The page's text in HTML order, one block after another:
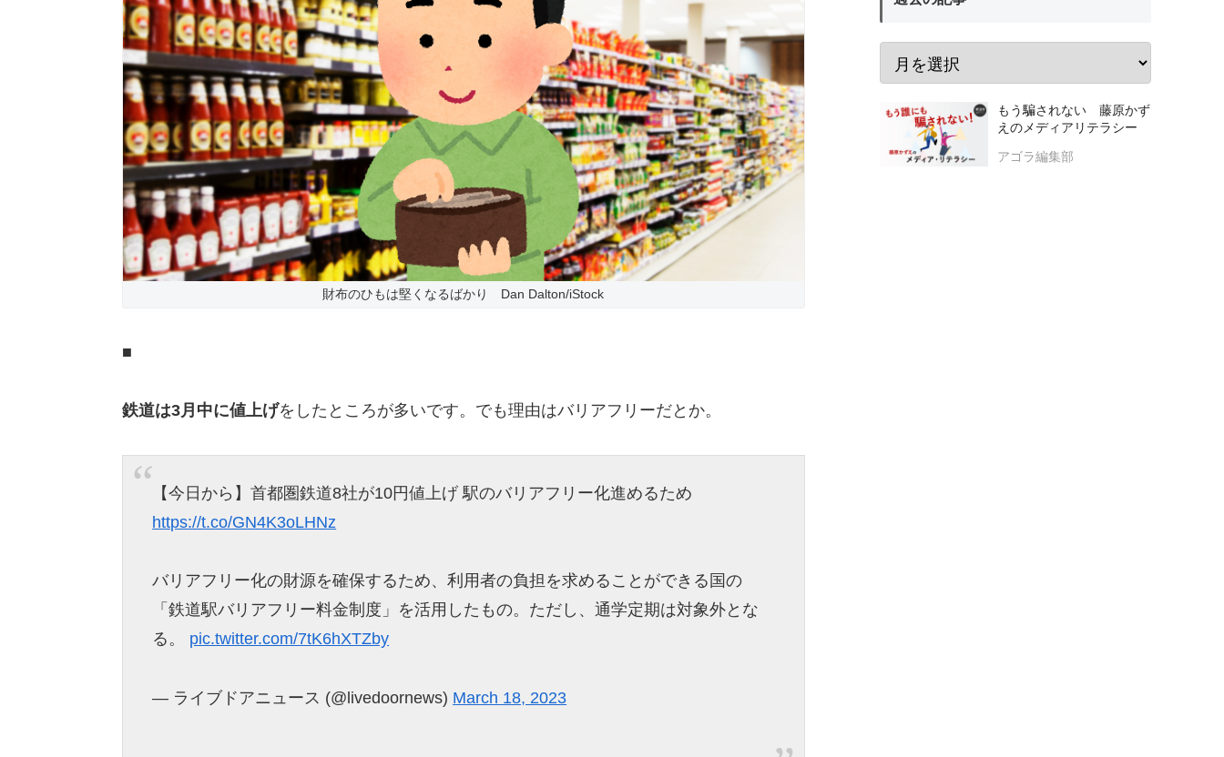
財布のひもは堅くなるばかり Dan Dalton/iStock
■
鉄道は3月中に値上げをしたところが多いです。でも理由はバリアフリーだとか。
【今日から】首都圏鉄道8社が10円値上げ 駅のバリアフリー化進めるため
https://t.co/GN4K3oLHNz
バリアフリー化の財源を確保するため、利用者の負担を求めることができる国の
「鉄道駅バリアフリー料金制度」を活用したもの。ただし、通学定期は対象外とな
る。 pic.twitter.com/7tK6hXTZby
— ライブドアニュース (@livedoornews) March 18, 2023
もう騙されない 藤原かず
えのメディアリテラシー
アゴラ編集部